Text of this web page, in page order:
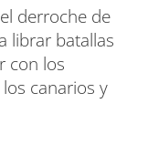
derroche de
librar batallas
con los
canarios y